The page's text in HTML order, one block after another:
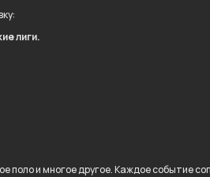
лиги.
поло и многое другое. Каждое событие